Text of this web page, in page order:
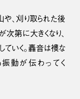
や、刈り取られた後
第に大きくなり、
ていく。轟音は襖な
動が伝わってく